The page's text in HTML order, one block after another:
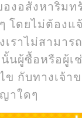
งอสังหาริม
โดยไม่ต้องแ
เราไม่สามา
นผู้ซื้อหรือผู้
ข กับทางเจ้
าใดๆ